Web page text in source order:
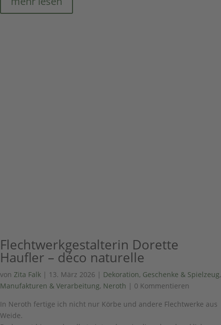
Flechtwerkgestalterin Dorette
Haufler – déco naturelle
von Zita Falk | 13. März 2026 | Dekoration, Geschenke & Spielzeug,
Manufakturen & Verarbeitung, Neroth | 0 Kommentieren
In Neroth fertige ich nicht nur Körbe und andere Flechtwerke aus
Weide.